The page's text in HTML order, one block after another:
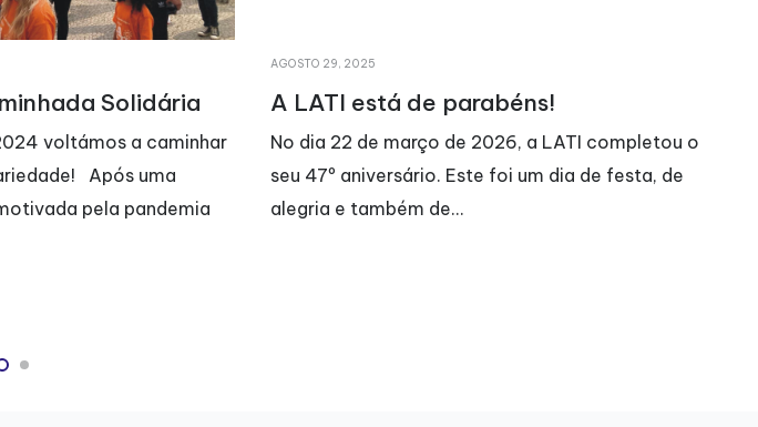
A LATI está de parabéns!
No dia 22 de março de 2026, a LATI completou o
seu 47º aniversário. Este foi um dia de festa, de
alegria e também de…
Convocatória
Ordinária 31-03-
Relatório de